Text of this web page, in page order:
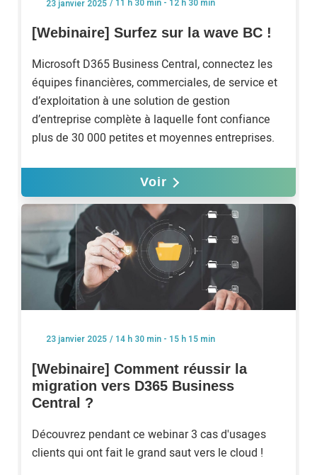
23 janvier 2025 / 11 h 30 min - 12 h 30 min
[Webinaire] Surfez sur la wave BC !
Microsoft D365 Business Central, connectez les
équipes financières, commerciales, de service et
d’exploitation à une solution de gestion
d’entreprise complète à laquelle font confiance
plus de 30 000 petites et moyennes entreprises.
Voir
23 janvier 2025 / 14 h 30 min - 15 h 15 min
[Webinaire] Comment réussir la
migration vers D365 Business
Central ?
Découvrez pendant ce webinar 3 cas d'usages
clients qui ont fait le grand saut vers le cloud !